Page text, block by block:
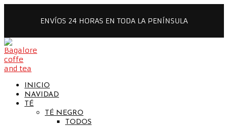
ENVÍOS 24 HORAS EN TODA LA PENÍNSULA
INICIO
NAVIDAD
TÉ
TÉ NEGRO
TODOS